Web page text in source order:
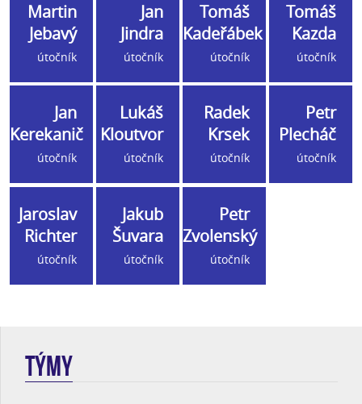
Martin
Jebavý
útočník
Jan
Jindra
útočník
Tomáš
Kadeřábek
útočník
Tomáš
Kazda
útočník
Jan
Kerekanič
útočník
Lukáš
Kloutvor
útočník
Radek
Krsek
útočník
Petr
Plecháč
útočník
Jaroslav
Richter
útočník
Jakub
Šuvara
útočník
Petr
Zvolenský
útočník
TÝMY